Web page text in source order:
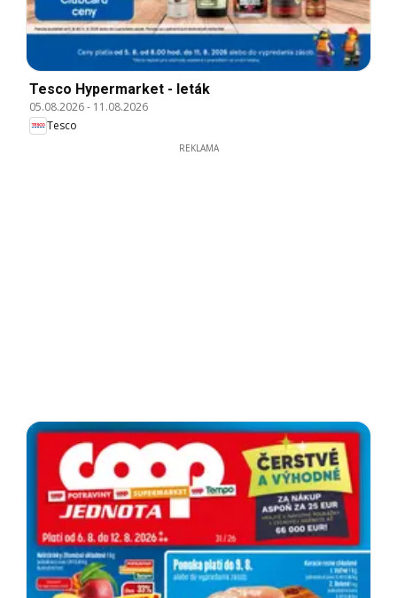
Tesco Hypermarket - leták
05.08.2026- 11.08.2026
Tesco
REKLAMA